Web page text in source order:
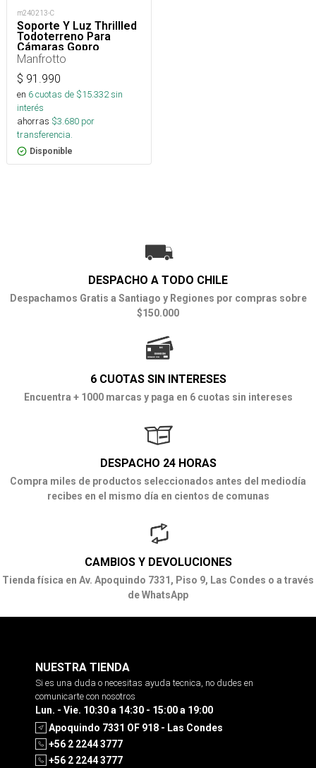
m240213-C
Soporte Y Luz Thrillled
Todoterreno Para
Cámaras Gopro
Manfrotto
$ 91.990
en 6cuotas de $15.332sin
interés
ahorras $3.680 por
transferencia.
Disponible
DESPACHO A TODO CHILE
Despachamos Gratis a Santiago y Regiones por compras sobre
$150.000
6 CUOTAS SIN INTERESES
Encuentra + 1000 marcas y paga en 6 cuotas sin intereses
DESPACHO 24 HORAS
Compra miles de productos seleccionados antes del mediodía
recibes en el mismo día en cientos de comunas
CAMBIOS Y DEVOLUCIONES
Tienda física en Av. Apoquindo 7331, Piso 9, Las Condes o a través
de WhatsApp
NUESTRA TIENDA
Si es una duda o necesitas ayuda tecnica, no dudes en
comunicarte con nosotros
Lun. - Vie. 10:30 a 14:30 - 15:00 a 19:00
Apoquindo 7331 OF 918 - Las Condes
+56 2 2244 3777
+56 2 2244 3777